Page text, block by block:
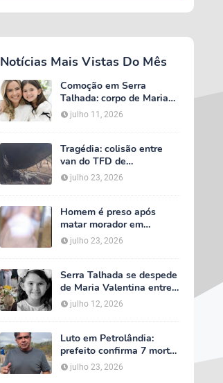
Notícias Mais Vistas Do Mês
Comoção em Serra
Talhada: corpo de Maria
Valentina é liberado e
velório começa às 5h
julho 11, 2026
Tragédia: colisão entre
van do TFD de
Petrolândia e caminhão
deixa sete mortos em
julho 23, 2026
Homem é preso após
matar morador em
situação de rua e espalhar
sal sobre o corpo em
julho 23, 2026
Serra Talhada se despede
de Maria Valentina entre
lágrimas, louvores e uma
multidão que caminhou ao
julho 12, 2026
Luto em Petrolândia:
prefeito confirma 7 mortes
e 4 feridos em tragédia
com van do TFD e decreta
julho 23, 2026